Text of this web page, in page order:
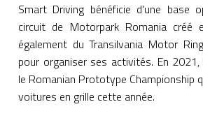
Smart Driving bénéficie d'une base
circuit de Motorpark Romania
également du Transilvania Motor
pour organiser ses activités. En
le Romanian Prototype Championship
voitures en grille cette année.